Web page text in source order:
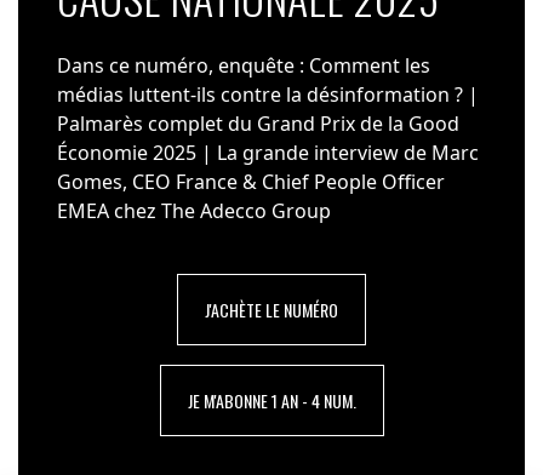
Dans ce numéro, enquête : Comment les
médias luttent-ils contre la désinformation ? |
Palmarès complet du Grand Prix de la Good
Économie 2025 | La grande interview de Marc
Gomes, CEO France & Chief People Officer
EMEA chez The Adecco Group
J'ACHÈTE LE NUMÉRO
JE M'ABONNE 1 AN - 4 NUM.